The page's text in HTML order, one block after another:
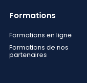
Formations
Formations en ligne
Formations de nos
partenaires